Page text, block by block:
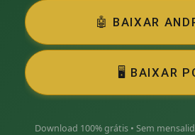
🤖 BAIXAR
🖥️ BAIXAR
Download 100% grátis • Sem